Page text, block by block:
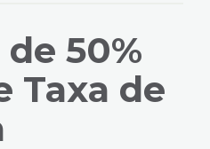
50%
Taxa de